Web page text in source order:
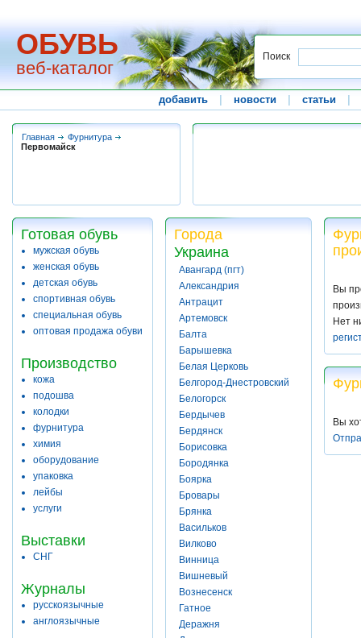
ОБУВЬ
веб-каталог
Поиск
добавить новости статьи
Главная
Фурнитура
Первомайск
Готовая обувь
мужская обувь
женская обувь
детская обувь
спортивная обувь
специальная обувь
оптовая продажа обуви
Производство
кожа
подошва
колодки
фурнитура
химия
оборудование
упаковка
лейбы
услуги
Выставки
СНГ
Журналы
русскоязычные
англоязычные
Города
Украина
Авангард (пгт)
Александрия
Антрацит
Артемовск
Балта
Барышевка
Белая Церковь
Белгород-Днестровский
Белогорск
Бердычев
Бердянск
Борисовка
Бородянка
Боярка
Бровары
Брянка
Васильков
Вилково
Винница
Вишневый
Вознесенск
Гатное
Деражня
Вы
Нет
Вы